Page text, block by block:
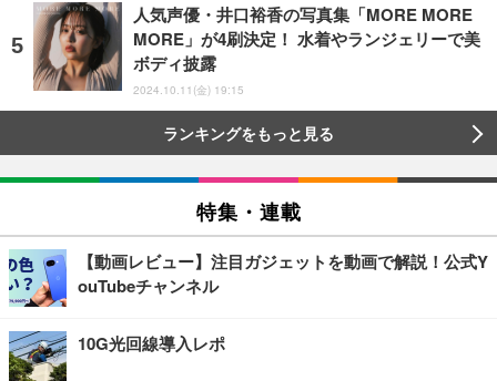
人気声優・井口裕香の写真集「MORE MORE
MORE」が4刷決定！ 水着やランジェリーで美
ボディ披露
2024.10.11(金) 19:15
ランキングをもっと見る
特集・連載
【動画レビュー】注目ガジェットを動画で解説！公式Y
ouTubeチャンネル
10G光回線導入レポ